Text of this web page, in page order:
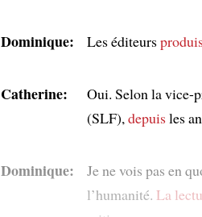
Dominique: Les éditeurs
Catherine: Oui. Selon la vice-
(SLF),depuisles
Dominique:
Je ne vois pas en
l’humanité. La